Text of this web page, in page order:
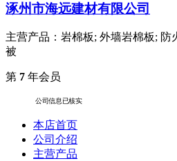
涿州市海远建材有限公司
主营产品：岩棉板; 外墙岩棉板; 防
被
第 7 年会员
公司信息已核实
本店首页
公司介绍
主营产品